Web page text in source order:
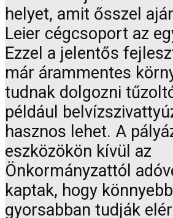
helyet, amit ősszel
Leier cégcsoport az
Ezzel a jelentős
már árammentes
tudnak dolgozni
például
hasznos lehet. A
eszközökön kívül az
Önkormányzattól
kaptak, hogy
gyorsabban tudják